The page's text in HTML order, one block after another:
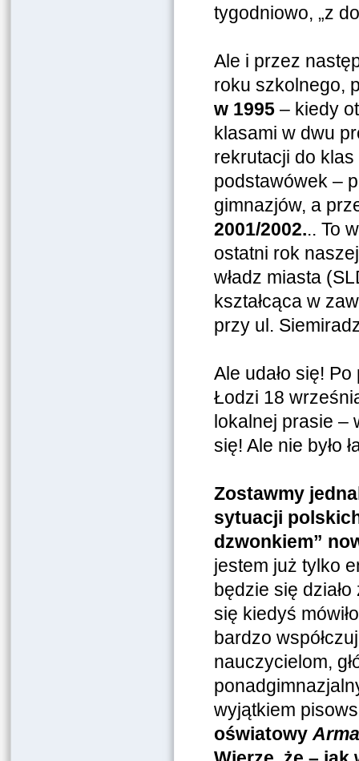
tygodniowo, „z
Ale i przez
roku szkolnego,
w 1995– kiedy
klasami w dwu
rekrutacji do
podstawówek –
gimnazjów, a
2001/2002... To
ostatni rok
władz miasta
kształcąca w
przy ul.
Ale udało się!
Łodzi 18
lokalnej prasie –
się! Ale nie było
Zostawmy
sytuacji
dzwonkiem”
jestem już tylko
będzie się
się kiedyś
bardzo
nauczycielom,
wyjątkiem
oświatowy